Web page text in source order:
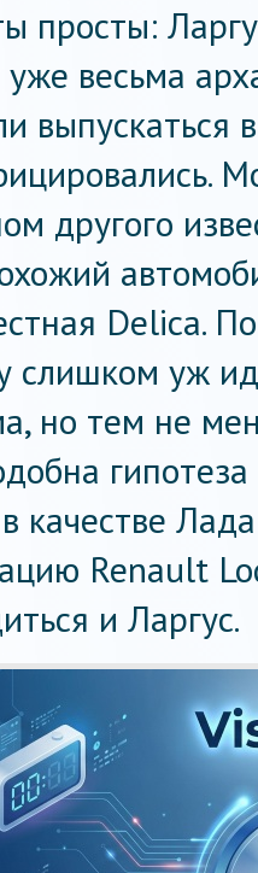
просты:
весьма
выпускаться
другого
Delica.
слишком уж
но тем не
качестве
Renault
и Ларгус.